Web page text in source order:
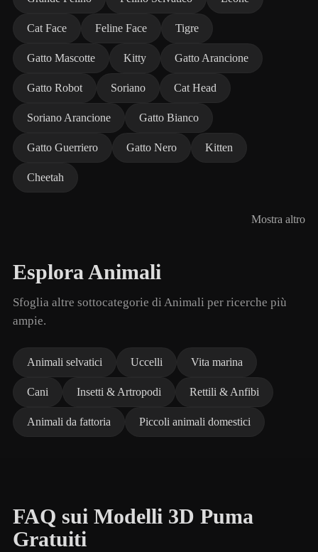
Cat Face Feline Face Tigre
Gatto Mascotte Kitty Gatto Arancione
Gatto Robot Soriano Cat Head
Soriano Arancione Gatto Bianco
Gatto Guerriero Gatto Nero Kitten
Cheetah
Mostra altro
Esplora Animali
Sfoglia altre sottocategorie di Animali per ricerche più
ampie.
Animali selvatici Uccelli Vita marina
Cani Insetti & Artropodi Rettili & Anfibi
Animali da fattoria Piccoli animali domestici
FAQ sui Modelli 3D Puma
Gratuiti